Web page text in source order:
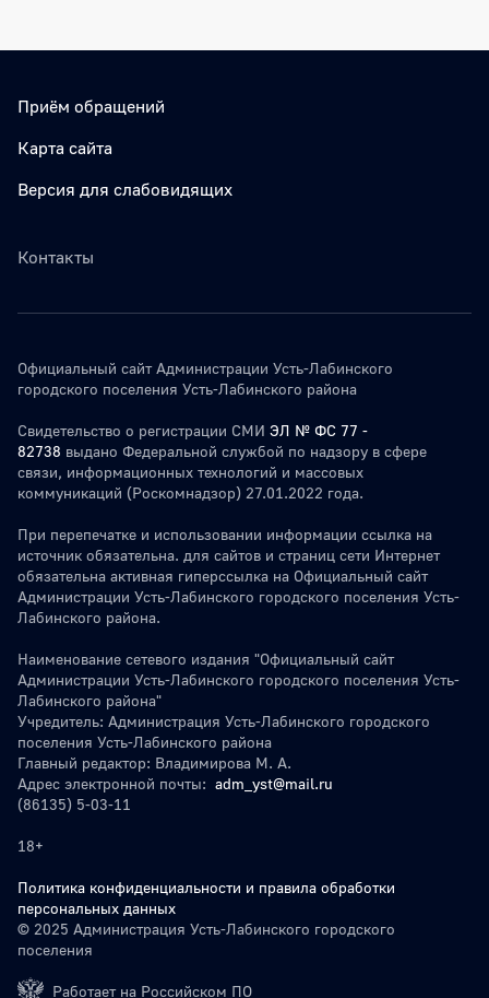
Приём обращений
Карта сайта
Версия для слабовидящих
Контакты
Официальный сайт Администрации Усть-Лабинского
городского поселения Усть-Лабинского района
Свидетельство о регистрации СМИ ЭЛ № ФС 77 -
82738 выдано Федеральной службой по надзору в сфере
связи, информационных технологий и массовых
коммуникаций (Роскомнадзор) 27.01.2022 года.
При перепечатке и использовании информации ссылка на
источник обязательна. для сайтов и страниц сети Интернет
обязательна активная гиперссылка на Официальный сайт
Администрации Усть-Лабинского городского поселения Усть-
Лабинского района.
Наименование сетевого издания "Официальный сайт
Администрации Усть-Лабинского городского поселения Усть-
Лабинского района"
Учредитель: Администрация Усть-Лабинского городского
поселения Усть-Лабинского района
Главный редактор: Владимирова М. А.
Адрес электронной почты: adm_yst@mail.ru
(86135) 5-03-11
18+
Политика конфиденциальности и правила обработки
персональных данных
© 2025 Администрация Усть-Лабинского городского
поселения
Работает на Российском ПО